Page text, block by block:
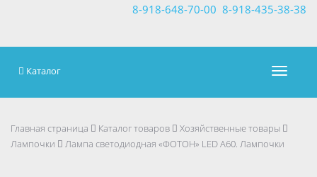
8-918-435-38-38
8-918-648-70-00
Каталог
Главная страница Каталог товаров
Хозяйственные товары
Лампочки
Лампа светодиодная «ФОТОН» LED А60. Лампочки